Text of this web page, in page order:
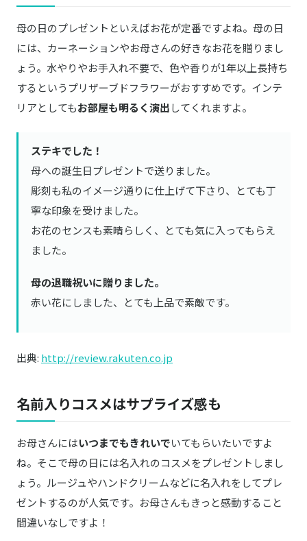
母の日のプレゼントといえばお花が定番ですよね。母の日
には、カーネーションやお母さんの好きなお花を贈りまし
ょう。水やりやお手入れ不要で、色や香りが1年以上長持ち
するというプリザーブドフラワーがおすすめです。インテ
リアとしてもお部屋も明るく演出してくれますよ。
ステキでした！
母への誕生日プレゼントで送りました。
彫刻も私のイメージ通りに仕上げて下さり、とても丁
寧な印象を受けました。
お花のセンスも素晴らしく、とても気に入ってもらえ
ました。
母の退職祝いに贈りました。
赤い花にしました、とても上品で素敵です。
出典: http://review.rakuten.co.jp
名前入りコスメはサプライズ感も
お母さんにはいつまでもきれいでいてもらいたいですよ
ね。そこで母の日には名入れのコスメをプレゼントしまし
ょう。ルージュやハンドクリームなどに名入れをしてプレ
ゼントするのが人気です。お母さんもきっと感動すること
間違いなしですよ！